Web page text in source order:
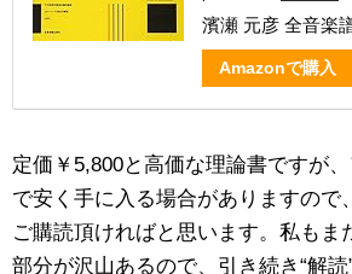
濱瀬 元彦 全音楽
Amazonで購入
定価￥5,800と高価な理論書ですが
で安く手に入る場合がありますので
ご購読頂ければと思います。私もま
部分が沢山あるので、引き続き“解